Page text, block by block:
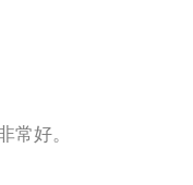
常好。